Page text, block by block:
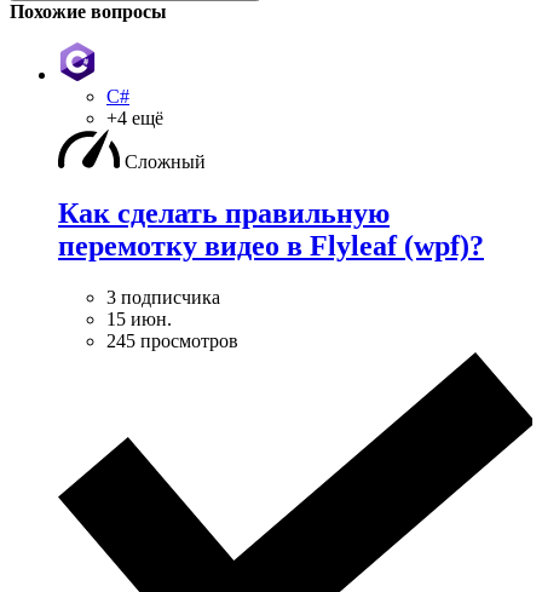
Похожие вопросы
C#
+4 ещё
Сложный
Как сделать правильную
перемотку видео в Flyleaf (wpf)?
3 подписчика
15 июн.
245 просмотров